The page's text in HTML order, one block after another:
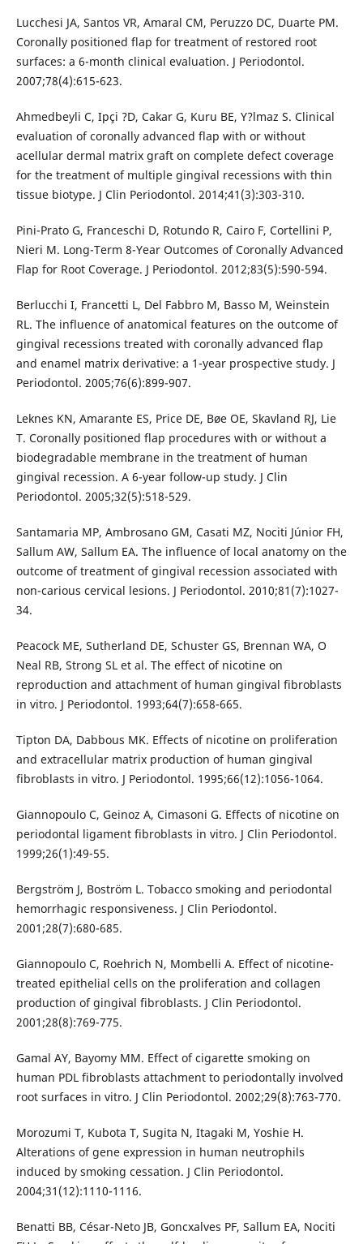
Lucchesi JA, Santos VR, Amaral CM, Peruzzo DC, Duarte PM.
Coronally positioned flap for treatment of restored root
surfaces: a 6-month clinical evaluation. J Periodontol.
2007;78(4):615-623.
Ahmedbeyli C, Ipçi ?D, Cakar G, Kuru BE, Y?lmaz S. Clinical
evaluation of coronally advanced flap with or without
acellular dermal matrix graft on complete defect coverage
for the treatment of multiple gingival recessions with thin
tissue biotype. J Clin Periodontol. 2014;41(3):303-310.
Pini-Prato G, Franceschi D, Rotundo R, Cairo F, Cortellini P,
Nieri M. Long-Term 8-Year Outcomes of Coronally Advanced
Flap for Root Coverage. J Periodontol. 2012;83(5):590-594.
Berlucchi I, Francetti L, Del Fabbro M, Basso M, Weinstein
RL. The influence of anatomical features on the outcome of
gingival recessions treated with coronally advanced flap
and enamel matrix derivative: a 1-year prospective study. J
Periodontol. 2005;76(6):899-907.
Leknes KN, Amarante ES, Price DE, Bøe OE, Skavland RJ, Lie
T. Coronally positioned flap procedures with or without a
biodegradable membrane in the treatment of human
gingival recession. A 6-year follow-up study. J Clin
Periodontol. 2005;32(5):518-529.
Santamaria MP, Ambrosano GM, Casati MZ, Nociti Júnior FH,
Sallum AW, Sallum EA. The influence of local anatomy on the
outcome of treatment of gingival recession associated with
non-carious cervical lesions. J Periodontol. 2010;81(7):1027-
34.
Peacock ME, Sutherland DE, Schuster GS, Brennan WA, O
Neal RB, Strong SL et al. The effect of nicotine on
reproduction and attachment of human gingival fibroblasts
in vitro. J Periodontol. 1993;64(7):658-665.
Tipton DA, Dabbous MK. Effects of nicotine on proliferation
and extracellular matrix production of human gingival
fibroblasts in vitro. J Periodontol. 1995;66(12):1056-1064.
Giannopoulo C, Geinoz A, Cimasoni G. Effects of nicotine on
periodontal ligament fibroblasts in vitro. J Clin Periodontol.
1999;26(1):49-55.
Bergström J, Boström L. Tobacco smoking and periodontal
hemorrhagic responsiveness. J Clin Periodontol.
2001;28(7):680-685.
Giannopoulo C, Roehrich N, Mombelli A. Effect of nicotine-
treated epithelial cells on the proliferation and collagen
production of gingival fibroblasts. J Clin Periodontol.
2001;28(8):769-775.
Gamal AY, Bayomy MM. Effect of cigarette smoking on
human PDL fibroblasts attachment to periodontally involved
root surfaces in vitro. J Clin Periodontol. 2002;29(8):763-770.
Morozumi T, Kubota T, Sugita N, Itagaki M, Yoshie H.
Alterations of gene expression in human neutrophils
induced by smoking cessation. J Clin Periodontol.
2004;31(12):1110-1116.
Benatti BB, César-Neto JB, Goncxalves PF, Sallum EA, Nociti